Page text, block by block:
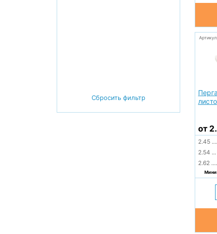
Сбросить фильтр
от
2.45
2.54 ...
2.62